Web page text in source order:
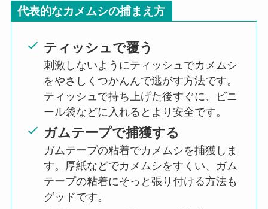
代表的なカメムシの捕まえ方
ティッシュで覆う
刺激しないようにティッシュでカメムシ
をやさしくつかんんで逃がす方法です。
ティッシュで持ち上げた後すぐに、ビニ
ール袋などに入れるとより安全です。
ガムテープで捕獲する
ガムテープの粘着でカメムシを捕獲しま
す。厚紙などでカメムシをすくい、ガム
テープの粘着にそっと張り付ける方法も
グッドです。